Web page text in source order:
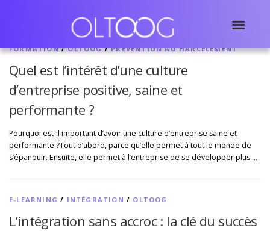
FORMATION/OLTOOG/PRÉVENTION AU HARCÈLEMENT
Quel est l’intérêt d’une culture
d’entreprise positive, saine et
performante ?
Pourquoi est-il important d’avoir une culture d’entreprise saine et
performante ?Tout d’abord, parce qu’elle permet à tout le monde de
s’épanouir. Ensuite, elle permet à l’entreprise de se développer plus …
E-LEARNING / INTÉGRATION / OLTOOG
L’intégration sans accroc : la clé du succès